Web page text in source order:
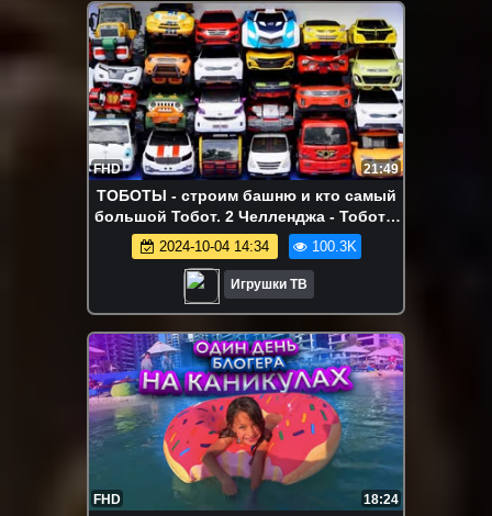
FHD 21:49
ТОБОТЫ - строим башню и кто самый
большой Тобот. 2 Челленджа - Тоботы
Атлоны и Детективы Галактики.
2024-10-04 14:34 100.3K
Игрушки ТВ
FHD 18:24